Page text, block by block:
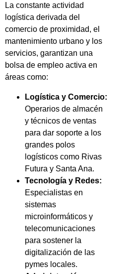
La constante actividad
logística derivada del
comercio de proximidad, el
mantenimiento urbano y los
servicios, garantizan una
bolsa de empleo activa en
áreas como:
Logística y Comercio:
Operarios de almacén
y técnicos de ventas
para dar soporte a los
grandes polos
logísticos como Rivas
Futura y Santa Ana.
Tecnología y Redes:
Especialistas en
sistemas
microinformáticos y
telecomunicaciones
para sostener la
digitalización de las
pymes locales.